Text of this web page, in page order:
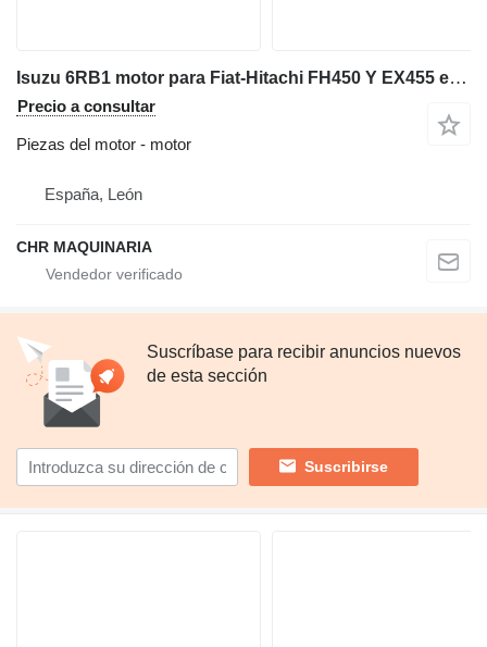
Isuzu 6RB1 motor para Fiat-Hitachi FH450 Y EX455 excavadora
Precio a consultar
Piezas del motor - motor
España, León
CHR MAQUINARIA
Suscríbase para recibir anuncios nuevos
de esta sección
Suscribirse